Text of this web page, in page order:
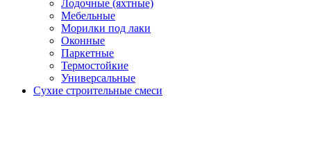
Лодочные (яхтные)
Мебельные
Морилки под лаки
Оконные
Паркетные
Термостойкие
Универсальные
Сухие строительные смеси